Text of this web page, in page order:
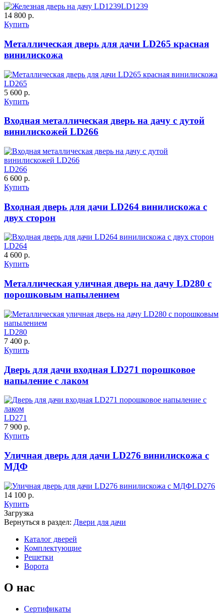
Порошковое напыление "Шелк"
LD1239
14 800 р.
Купить
Металлическая дверь для дачи LD265 красная
винилискожа
LD265
5 600 р.
Купить
Входная металлическая дверь на дачу с дутой
винилискожей LD266
LD266
6 600 р.
Купить
Входная дверь для дачи LD264 винилискожа с
двух сторон
LD264
4 600 р.
Купить
Металлическая уличная дверь на дачу LD280 с
порошковым напылением
LD280
7 400 р.
Купить
Дверь для дачи входная LD271 порошковое
напыление с лаком
LD271
7 900 р.
Купить
Уличная дверь для дачи LD276 винилискожа с
МДФ
LD276
14 100 р.
Купить
Загрузка
Вернуться в раздел: Двери для дачи
Каталог дверей
Комплектующие
Решетки
Ворота
О нас
Сертификаты